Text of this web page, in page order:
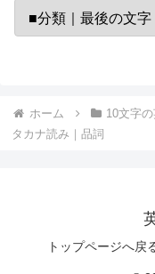
ホーム 10文字
タカナ読み｜品詞
トップページへ戻